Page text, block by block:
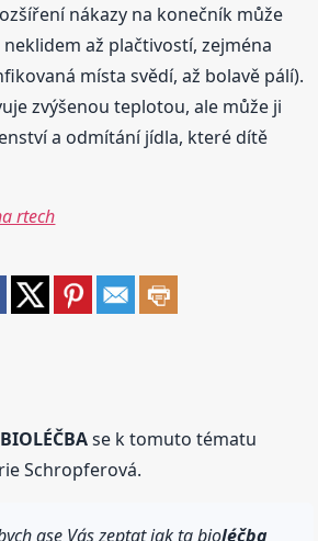
nákazy na konečník může
až plačtivostí, zejména
místa svědí, až bolavě pálí).
zvýšenou teplotou, ale může ji
a odmítání jídla, které dítě
rtech
BIOLÉČBAse k tomuto tématu
Schropferová.
ase Vás zeptat jak ta bioléčba